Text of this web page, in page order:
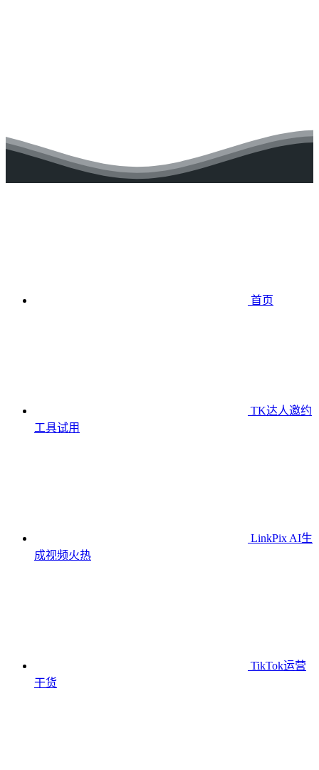
首页
TK达人邀约
工具试用
LinkPix AI生
成视频火热
TikTok运营
干货